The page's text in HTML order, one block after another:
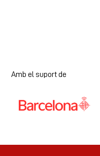
Amb el suport de